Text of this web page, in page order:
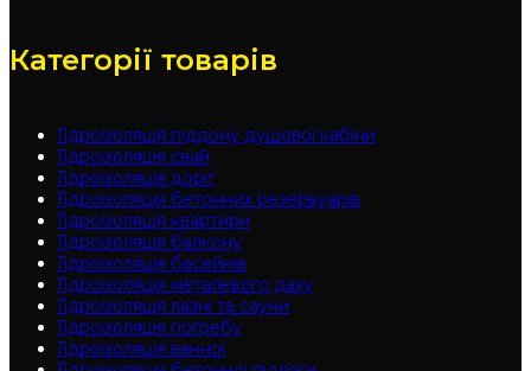
Категорії товарів
Гідроізоляція піддону душової кабіни
Гідроізоляція свай
Гідроізоляція доріг
Гідроізоляція бетонних резервуарів
Гідроізоляція квартири
Гідроізоляція балкону
Гідроізоляція басейнів
Гідроізоляція металевого даху
Гідроізоляція лазні та сауни
Гідроізоляція погребу
Гідроізоляція ванної